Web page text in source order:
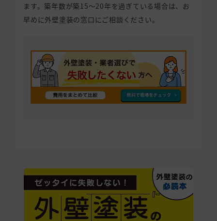
ます。築年数が築15〜20年を過ぎている場合は、お
早めに外壁塗装の窓口にご相談ください。